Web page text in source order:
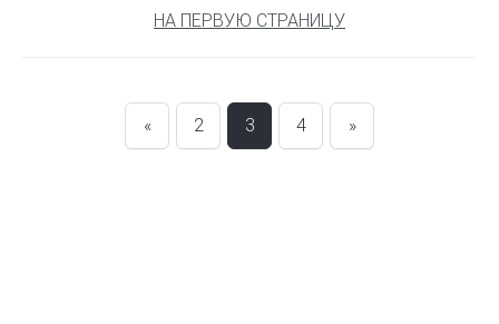
НА ПЕРВУЮ СТРАНИЦУ
« 2 3 4 »